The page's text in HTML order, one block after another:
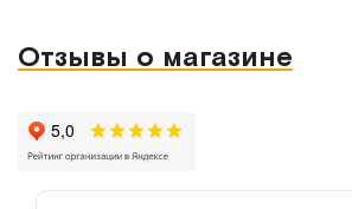
Отзывы о магазине